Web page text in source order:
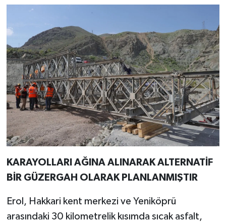
KARAYOLLARI AĞINA ALINARAK ALTERNATİF
BİR GÜZERGAH OLARAK PLANLANMIŞTIR
Erol, Hakkari kent merkezi ve Yeniköprü
arasındaki 30 kilometrelik kısımda sıcak asfalt,